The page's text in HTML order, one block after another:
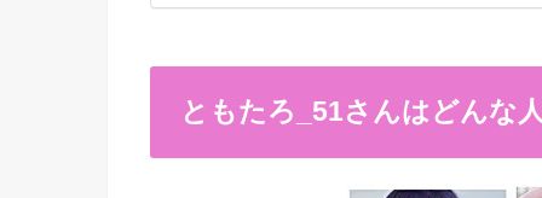
ともたろ_51さんはどんな